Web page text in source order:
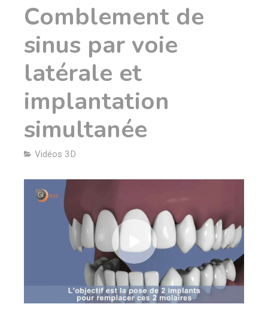
Comblement de
sinus par voie
latérale et
implantation
simultanée
Vidéos 3D